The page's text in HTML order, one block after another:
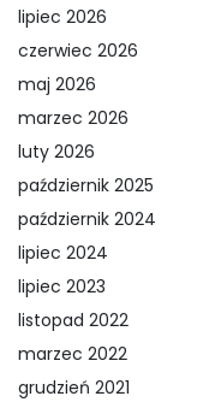
lipiec 2026
czerwiec 2026
maj 2026
marzec 2026
luty 2026
październik 2025
październik 2024
lipiec 2024
lipiec 2023
listopad 2022
marzec 2022
grudzień 2021